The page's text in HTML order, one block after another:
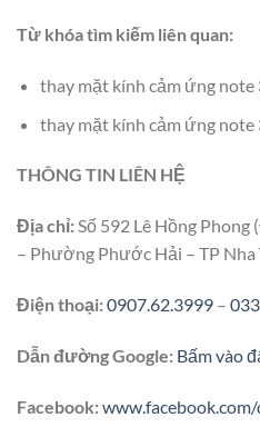
Từ khóa tìm kiếm liên quan:
thay mặt kính cảm ứng note
thay mặt kính cảm ứng note
THÔNG TIN LIÊN HỆ
Địa chỉ:Số 592 Lê Hồng
– Phường Phước Hải – TP Nha
Điện thoại:0907.62.3999 –
Dẫn đường Google: Bấm vào
Facebook: